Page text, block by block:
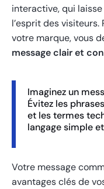
interactive, qui
l’esprit des
votre marque, vous
message clair et
Imaginez un
Évitez les
et les termes
langage simple
Votre message
avantages clés de